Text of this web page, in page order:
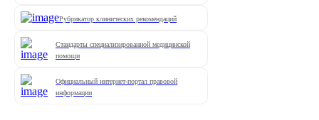
Рубрикатор клинических рекомендаций
Стандарты специализированной медицинской
помощи
Официальный интернет-портал правовой
информации